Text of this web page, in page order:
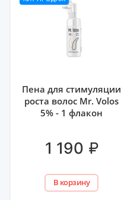
Пена для стимуляции
роста волос Mr. Volos
5% - 1 флакон
1 190 ₽
В корзину